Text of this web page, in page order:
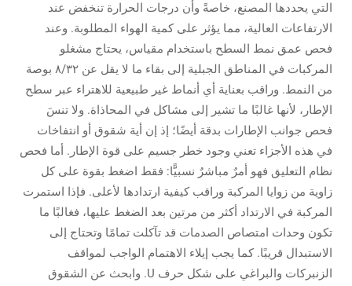
التي يحددها المصنع، خاصةً وأن درجات الحرارة تنخفض عند
الارتفاعات العالية، مما يؤثر على كمية الهواء المطلوبة. وعند
فحص عمق نمط السطح باستخدام مقياس، يحتاج مشغلو
المركبات في المناطق الجبلية إلى بقاء ما لا يقل عن ٨/٣٢ بوصة
من النمط. وراقب بعناية أي أنماط غير طبيعية للاهتراء عبر سطح
الإطار، لأنها غالبًا ما تشير إلى مشاكل في المحاذاة. ولا تنسَ
فحص جوانب الإطارات بدقة أيضًا؛ إذ إن أية شقوق أو انتفاخات
في هذه الأجزاء تعني وجود خطر جسيم على قوة الإطار. أما فحص
نظام التعليق فهو أمرٌ مباشرٌ نسبيًّا: فقط اضغط بقوة على كل
زاوية من زوايا المركبة وراقب كيفية ارتدادها لأعلى. فإذا استمرت
المركبة في الارتداد أكثر من مرتين بعد الضغط عليها، فغالبًا ما
تكون وحدات امتصاص الصدمات قد تآكلت تمامًا وتحتاج إلى
الاستبدال قريبًا. كما يجب إيلاء الاهتمام الواجب لمواقف
الزنبركات والبراغي على شكل حرف U. وابحث عن الشقوق